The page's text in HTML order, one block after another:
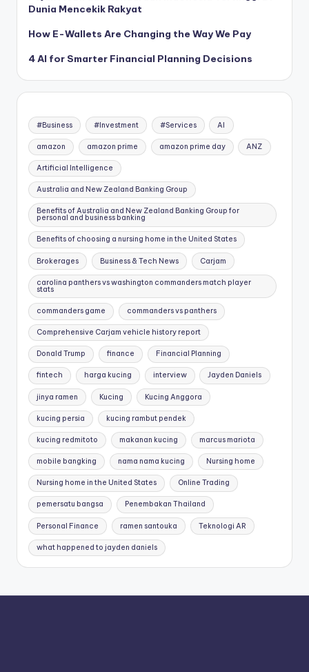
Dunia Mencekik Rakyat
How E-Wallets Are Changing the Way We Pay
4 AI for Smarter Financial Planning Decisions
#Business #Investment #Services AI
amazon amazon prime amazon prime day ANZ
Artificial Intelligence
Australia and New Zealand Banking Group
Benefits of Australia and New Zealand Banking Group for
personal and business banking
Benefits of choosing a nursing home in the United States
Brokerages Business & Tech News Carjam
carolina panthers vs washington commanders match player
stats
commanders game commanders vs panthers
Comprehensive Carjam vehicle history report
Donald Trump finance Financial Planning
fintech harga kucing interview Jayden Daniels
jinya ramen Kucing Kucing Anggora
kucing persia kucing rambut pendek
kucing redmitoto makanan kucing marcus mariota
mobile bangking nama nama kucing Nursing home
Nursing home in the United States Online Trading
pemersatu bangsa Penembakan Thailand
Personal Finance ramen santouka Teknologi AR
what happened to jayden daniels